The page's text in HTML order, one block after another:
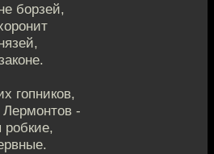
борзей,
гопников,
Лермонтов -
робкие,